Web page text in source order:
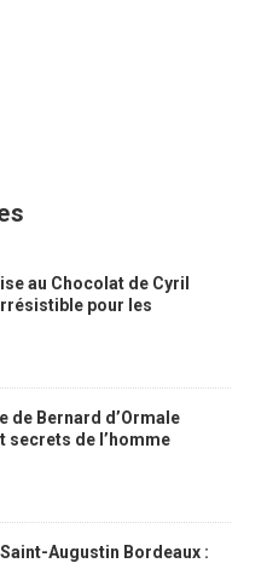
au Chocolat de Cyril
pour les
de Bernard d’Ormale
secrets de l’homme
Augustin Bordeaux :